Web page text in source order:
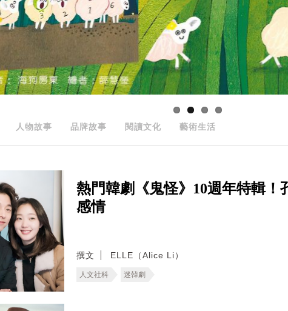
人物故事 品牌故事 閱讀文化 藝術生活
熱門韓劇《鬼怪》10週年特輯
感情
撰文 ELLE（Alice Li）
人文社科 迷韓劇